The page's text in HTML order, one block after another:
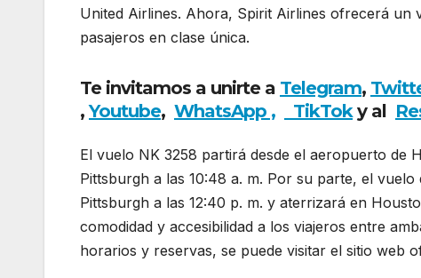
United Airlines. Ahora, Spirit Airlines ofrecerá un
pasajeros en clase única.
Te invitamos a unirte a Telegram,
,Youtube, WhatsApp , TikToky al
El vuelo NK 3258 partirá desde el aeropuerto de
Pittsburgh a las 10:48 a. m. Por su parte, el
Pittsburgh a las 12:40 p. m. y aterrizará en
comodidad y accesibilidad a los viajeros entre
horarios y reservas, se puede visitar el sitio web